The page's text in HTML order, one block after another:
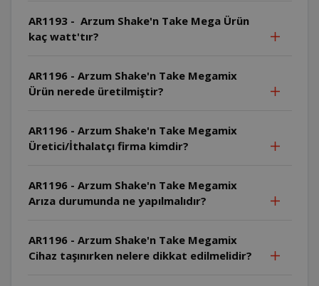
AR1193 - Arzum Shake'n Take Mega Ürün
kaç watt'tır?
AR1196 - Arzum Shake'n Take Megamix
Ürün nerede üretilmiştir?
AR1196 - Arzum Shake'n Take Megamix
Üretici/İthalatçı firma kimdir?
AR1196 - Arzum Shake'n Take Megamix
Arıza durumunda ne yapılmalıdır?
AR1196 - Arzum Shake'n Take Megamix
Cihaz taşınırken nelere dikkat edilmelidir?